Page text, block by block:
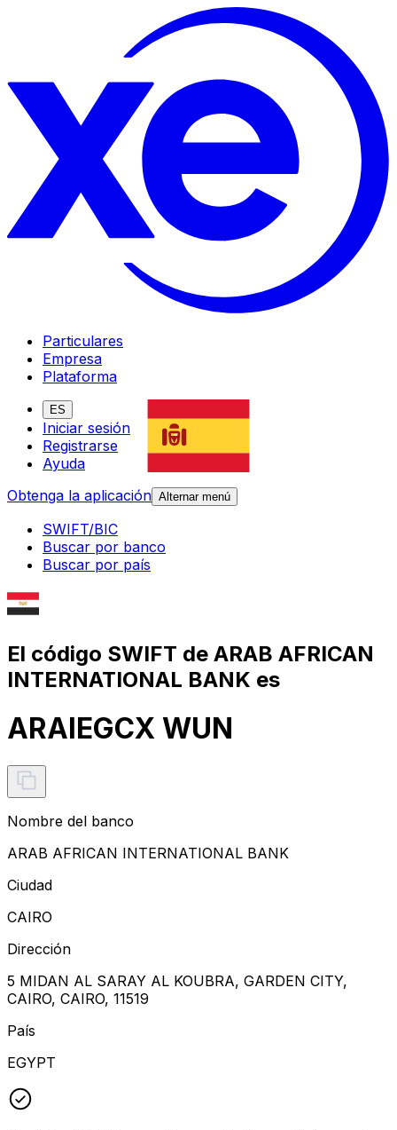
Particulares
Empresa
Plataforma
ES
Iniciar sesión
Registrarse
Ayuda
Obtenga la aplicación Alternar menú
SWIFT/BIC
Buscar por banco
Buscar por país
El código SWIFT de ARAB AFRICAN
INTERNATIONAL BANK es
ARAIEGCX WUN
Nombre del banco
ARAB AFRICAN INTERNATIONAL BANK
Ciudad
CAIRO
Dirección
5 MIDAN AL SARAY AL KOUBRA, GARDEN CITY,
CAIRO, CAIRO, 11519
País
EGYPT